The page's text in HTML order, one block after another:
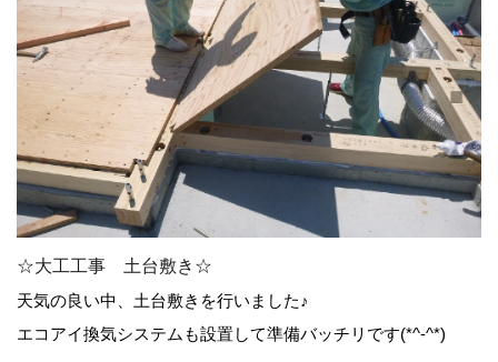
☆大工工事 土台敷き☆
天気の良い中、土台敷きを行いました♪
エコアイ換気システムも設置して準備バッチリです(*^-^*)